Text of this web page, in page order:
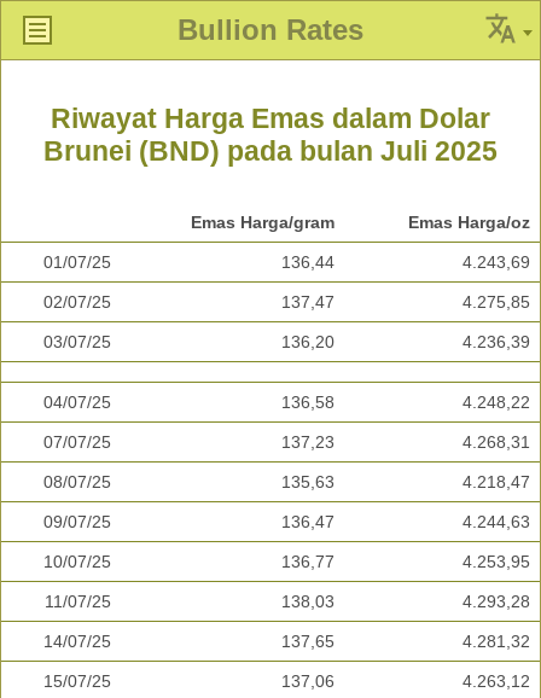
Bullion Rates
Riwayat Harga Emas dalam Dolar
Brunei (BND) pada bulan Juli 2025
Emas Harga/gram Emas Harga/oz
01/07/25 136,44 4.243,69
02/07/25 137,47 4.275,85
03/07/25 136,20 4.236,39
04/07/25 136,58 4.248,22
07/07/25 137,23 4.268,31
08/07/25 135,63 4.218,47
09/07/25 136,47 4.244,63
10/07/25 136,77 4.253,95
11/07/25 138,03 4.293,28
14/07/25 137,65 4.281,32
15/07/25 137,06 4.263,12